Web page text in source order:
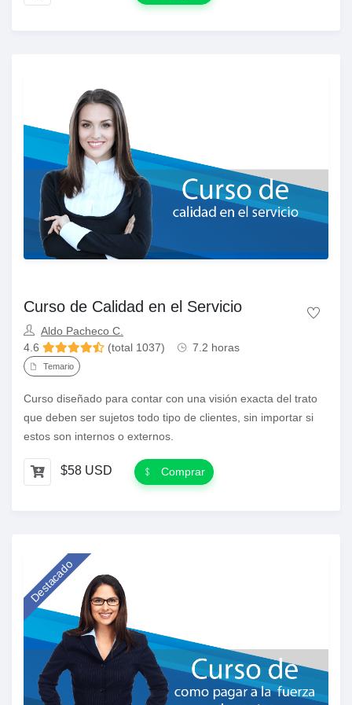
Curso de Calidad en el Servicio
Aldo Pacheco C.
4.6
(total 1037) 7.2 horas
Temario
Curso diseñado para contar con una visión exacta del trato
que deben ser sujetos todo tipo de clientes, sin importar si
estos son internos o externos.
$58 USD Comprar
Destacado